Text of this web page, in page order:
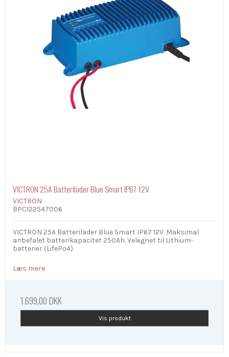
VICTRON 25A Batterilader Blue Smart IP67 12V
VICTRON
BPC122547006
VICTRON 25A Batterilader Blue Smart IP67 12V. Maksimal
anbefalet batterikapacitet 250Ah. Velegnet til Lithium-
batterier (LifePo4).
Læs mere
1.699,00 DKK
Vis produkt